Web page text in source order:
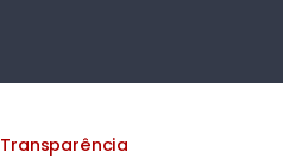
Transparência